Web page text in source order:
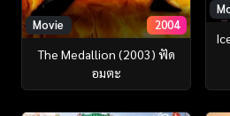
Movie 2004
The Medallion (2003) ฟัด
อมตะ